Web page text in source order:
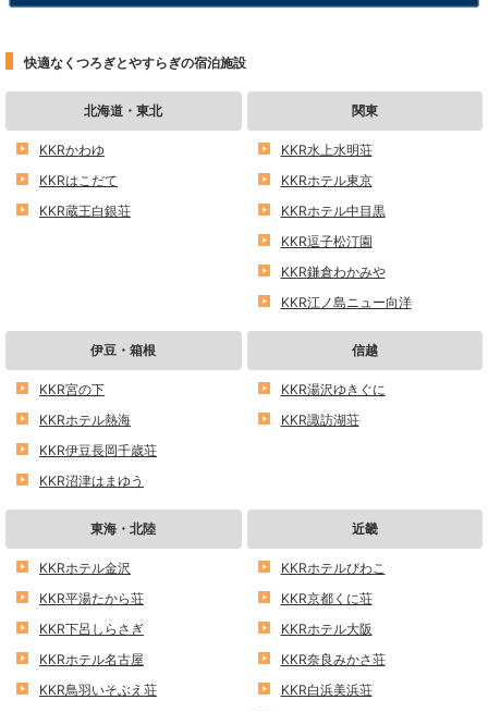
快適なくつろぎとやすらぎの宿泊施設
北海道・東北
KKRかわゆ
KKRはこだて
KKR蔵王白銀荘
関東
KKR水上水明荘
KKRホテル東京
KKRホテル中目黒
KKR逗子松汀園
KKR鎌倉わかみや
KKR江ノ島ニュー向洋
伊豆・箱根
KKR宮の下
KKRホテル熱海
KKR伊豆長岡千歳荘
KKR沼津はまゆう
信越
KKR湯沢ゆきぐに
KKR諏訪湖荘
東海・北陸
KKRホテル金沢
KKR平湯たから荘
KKR下呂しらさぎ
KKRホテル名古屋
KKR鳥羽いそぶえ荘
近畿
KKRホテルびわこ
KKR京都くに荘
KKRホテル大阪
KKR奈良みかさ荘
KKR白浜美浜荘